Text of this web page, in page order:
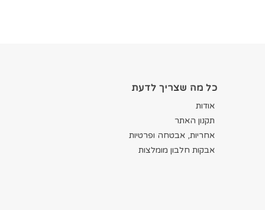
כל מה שצריך לדעת
אודות
תקנון האתר
אחריות, אבטחה ופרטיות
אבקות חלבון מומלצות